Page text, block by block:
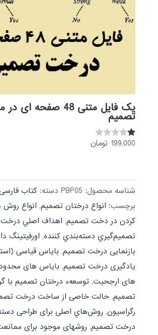
یک فایل متنی 48
تصمیم
نمره
199,000 تومان
شناسه محصول: PBP05 دسته: کتاب
برچسب: انواع درختان تصمیم, انواع
کردن در دخت تصمیم, اهداف اصلي
تصميم‌گيري دسته‌بندي كننده, اورفیتینگ
بازنمایی درخت تصمیم, بایاس قیاسی
یادگیری درخت تصمیم, بایاس های
های ارجحیت, توسعهء درختان تصمیم با
تصمیم, حالت خاصی از ساخت درخت
رگراسیون, روش‌هاي اصلی برای طراحی
درخت تصميم, روشهای موجود برای